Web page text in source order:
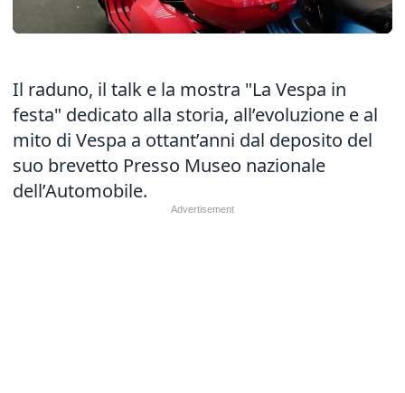
Il raduno, il talk e la mostra "La Vespa in
festa" dedicato alla storia, all’evoluzione e al
mito di Vespa a ottant’anni dal deposito del
suo brevetto Presso Museo nazionale
dell’Automobile.